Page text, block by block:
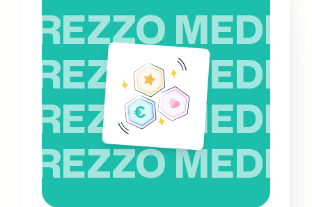
PREZZO MEDIO
PREZZO MEDIO
PREZZO MEDIO
PREZZO MEDIO